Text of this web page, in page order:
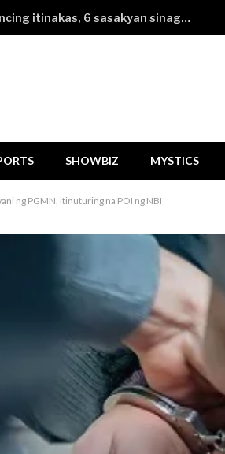
Kotseng hahatakin ng financing itinakas, 6 sasakyan sinagasaan
SHOWBIZ MYSTICS
ng PGMN, itinuturing na POI ng NBI